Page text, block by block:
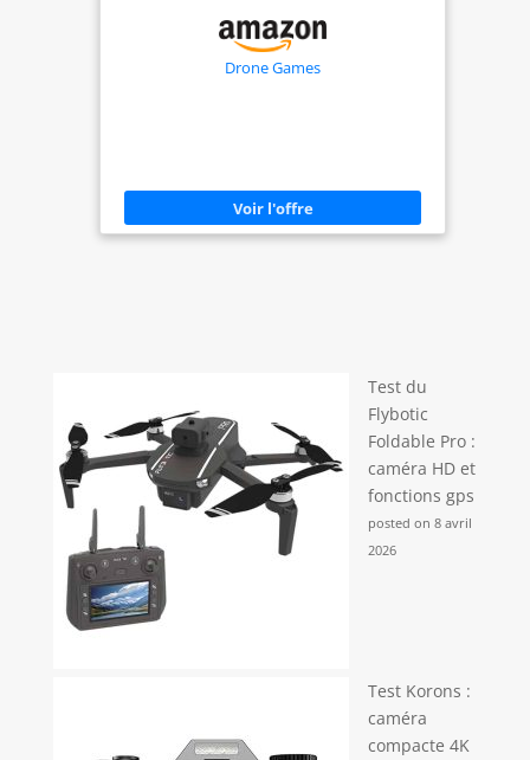
Drone Games
Test du
Flybotic
Foldable Pro :
caméra HD et
fonctions gps
posted on 8 avril
2026
Test Korons :
caméra
compacte 4K